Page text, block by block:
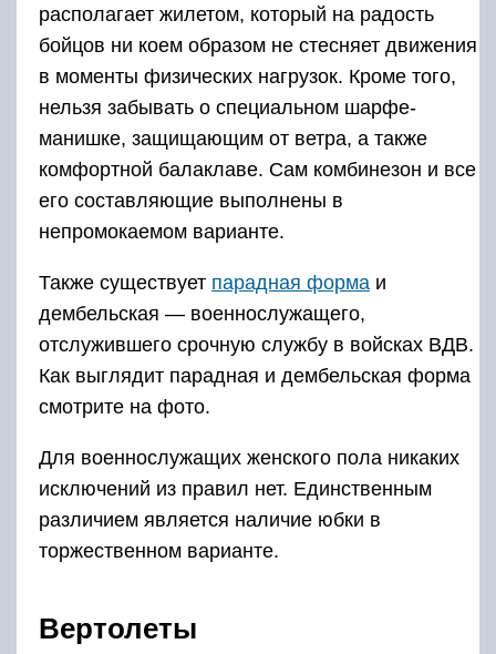
располагает жилетом, который на радость
бойцов ни коем образом не стесняет движения
в моменты физических нагрузок. Кроме того,
нельзя забывать о специальном шарфе-
манишке, защищающим от ветра, а также
комфортной балаклаве. Сам комбинезон и все
его составляющие выполнены в
непромокаемом варианте.
Также существует парадная форма и
дембельская — военнослужащего,
отслужившего срочную службу в войсках ВДВ.
Как выглядит парадная и дембельская форма
смотрите на фото.
Для военнослужащих женского пола никаких
исключений из правил нет. Единственным
различием является наличие юбки в
торжественном варианте.
Вертолеты